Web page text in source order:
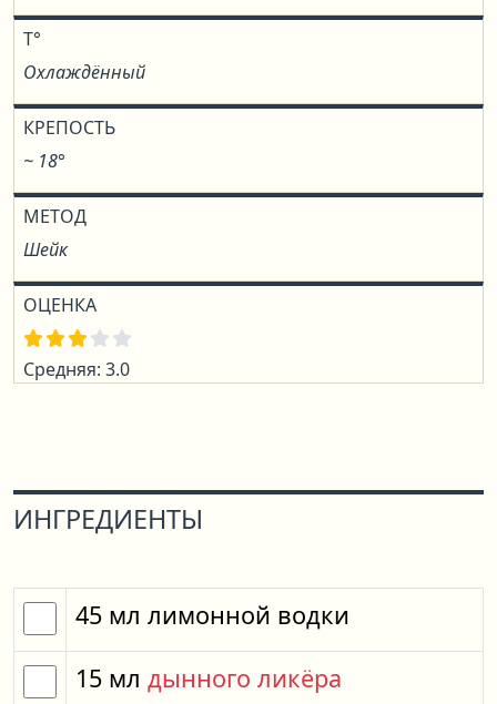
T°
Охлаждённый
КРЕПОСТЬ
~ 18°
МЕТОД
Шейк
ОЦЕНКА
Средняя: 3.0
ИНГРЕДИЕНТЫ
45 мл лимонной водки
15 мл дынного ликёра